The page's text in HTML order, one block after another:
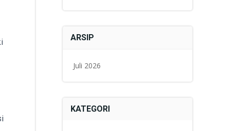
ARSIP
Juli 2026
KATEGORI